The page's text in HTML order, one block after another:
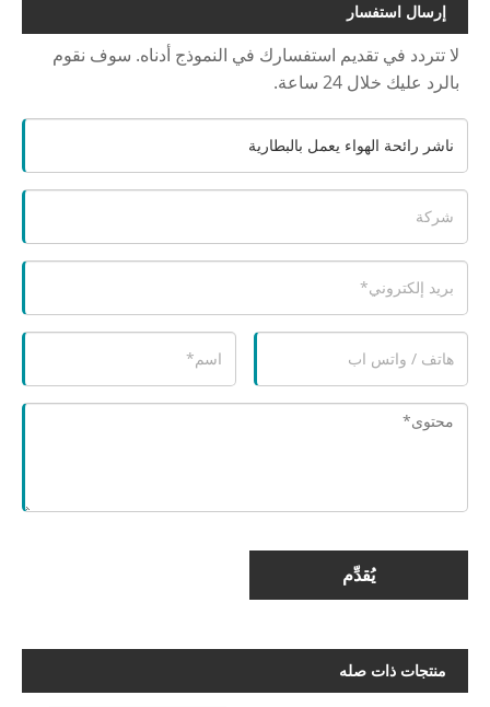
إرسال استفسار
لا تتردد في تقديم استفسارك في النموذج أدناه. سوف نقوم
بالرد عليك خلال 24 ساعة.
يُقدِّم
منتجات ذات صله